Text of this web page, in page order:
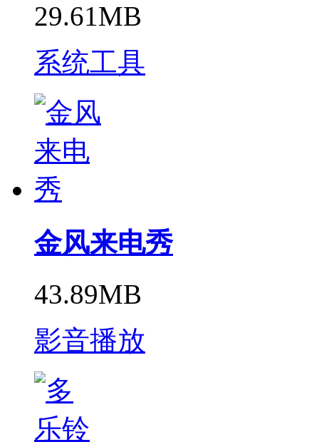
29.61MB
系统工具
金风来电秀
43.89MB
影音播放